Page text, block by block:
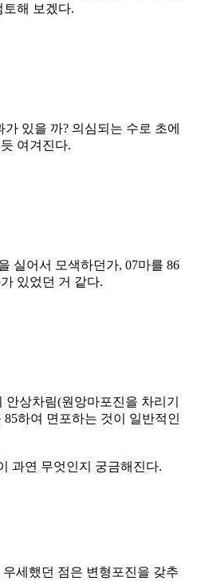
해 보겠다.
있을 까? 의심되는 수로 초에
여겨진다.
실어서 모색하던가, 07마를 86
있었던 거 같다.
상차림(원앙마포진을 차리기
하여 면포하는 것이 일반적인
과연 무엇인지 궁금해진다.
세했던 점은 변형포진을 갖추